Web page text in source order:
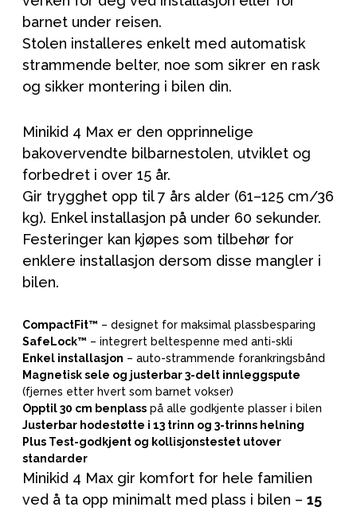
barnet under reisen.
Stolen installeres enkelt med automatisk
strammende belter, noe som sikrer en rask
og sikker montering i bilen din.
Minikid 4 Max er den opprinnelige
bakovervendte bilbarnestolen, utviklet og
forbedret i over 15 år.
Gir trygghet opp til 7 års alder (61–125 cm/36
kg). Enkel installasjon på under 60 sekunder.
Festeringer kan kjøpes som tilbehør for
enklere installasjon dersom disse mangler i
bilen.
CompactFit™ – designet for maksimal plassbesparing
SafeLock™ – integrert beltespenne med anti-skli
Enkel installasjon – auto-strammende forankringsbånd
Magnetisk sele og justerbar 3-delt innleggspute
(fjernes etter hvert som barnet vokser)
Opptil 30 cm benplass på alle godkjente plasser i bilen
Justerbar hodestøtte i 13 trinn og 3-trinns helning
Plus Test-godkjent og kollisjonstestet utover
standarder
Minikid 4 Max gir komfort for hele familien
ved å ta opp minimalt med plass i bilen – 15